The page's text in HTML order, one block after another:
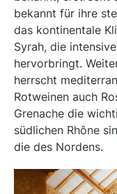
bekannt für ihre
das kontinentale
Syrah, die
hervorbringt.
herrscht
Rotweinen auch
Grenache die
südlichen Rhône
die des Nordens.